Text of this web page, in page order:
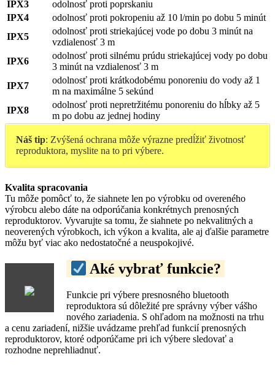
IPX3
odolnosť proti poprskaniu
IPX4
odolnosť proti pokropeniu až 10 l/min po dobu 5 minút
IPX5
odolnosť proti striekajúcej vode po dobu 3 minút na
vzdialenosť 3 m
IPX6
odolnosť proti silnému prúdu striekajúcej vody po dobu
3 minút na vzdialenosť 3 m
IPX7
odolnosť proti krátkodobému ponoreniu do vody až 1
m na maximálne 5 sekúnd
IPX8
odolnosť proti nepretržitému ponoreniu do hĺbky až 5
m po dobu az jednej hodiny
Náš tip: Zvýšená ochrana môže výrazne predĺžiť životnosť
reproduktora, myslite na to pri výbere.
Kvalita spracovania
Tu môže pomôcť to, že siahnete len po výrobku od overeného
výrobcu alebo dáte na odporúčania konkrétnych prenosných
reproduktorov. Vyvarujte sa tomu, že siahnete po nekvalitných a
neoverených výrobkoch, ich výkon a kvalita, ale aj ďalšie parametre
môžu byť viac ako nedostatočné a neuspokojivé.
Aké vybrať funkcie?
Funkcie pri výbere presnosného bluetooth
reproduktora sú dôležité pre správny výber vášho
nového zariadenia. S ohľadom na možnosti na trhu
a cenu zariadení, nižšie uvádzame prehľad funkcií prenosných
reproduktorov, ktoré odporúčame pri ich výbere sledovať a
rozhodne neprehliadnuť.